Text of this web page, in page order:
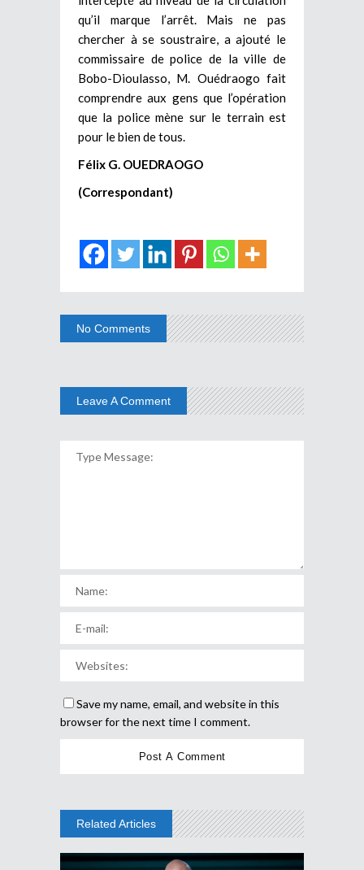
qu’il marque l’arrêt. Mais ne pas
chercher à se soustraire, a ajouté le
commissaire de police de la ville de
Bobo-Dioulasso, M. Ouédraogo fait
comprendre aux gens que l’opération
que la police mène sur le terrain est
pour le bien de tous.
Félix G. OUEDRAOGO
(Correspondant)
No Comments
Leave A Comment
Save my name, email, and website in this
browser for the next time I comment.
Related Articles